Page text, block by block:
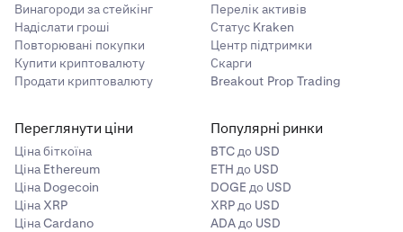
Винагороди за стейкінг
Надіслати гроші
Повторювані покупки
Купити криптовалюту
Продати криптовалюту
Перелік активів
Статус Kraken
Центр підтримки
Скарги
Breakout Prop Trading
Переглянути ціни
Ціна біткоїна
Ціна Ethereum
Ціна Dogecoin
Ціна XRP
Ціна Cardano
Популярні ринки
BTC до USD
ETH до USD
DOGE до USD
XRP до USD
ADA до USD